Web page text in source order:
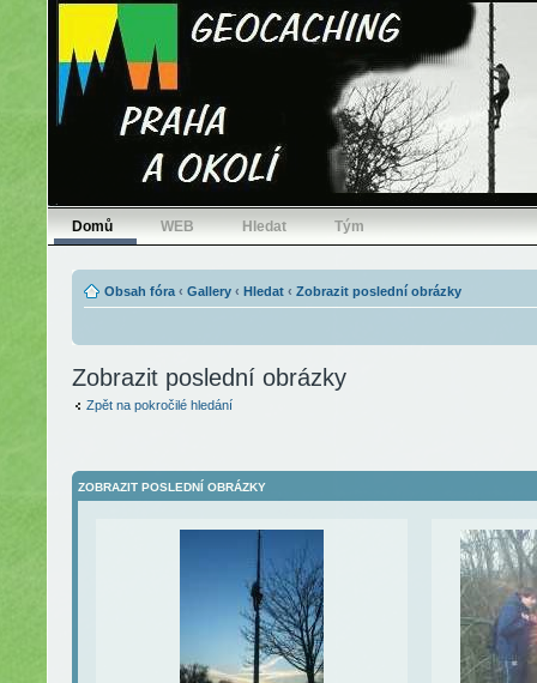
Domů WEB Hledat Tým
Obsah fóra ‹ Gallery ‹ Hledat ‹ Zobrazit poslední obrázky
Zobrazit poslední obrázky
Zpět na pokročilé hledání
ZOBRAZIT POSLEDNÍ OBRÁZKY